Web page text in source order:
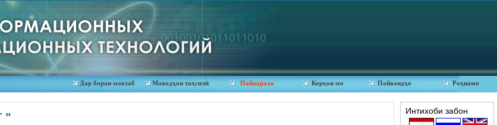
Роҳнамо
Пайвандҳо
Корҳои мо
Пайкараҳо
Маводҳои таҳсилӣ
Дар бораи мактаб
"
Интихоби забон